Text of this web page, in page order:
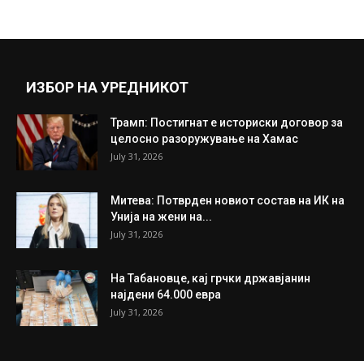
ИЗБОР НА УРЕДНИКОТ
Трамп: Постигнат е историски договор за
целосно разоружување на Хамас
July 31, 2026
Митева: Потврден новиот состав на ИК на
Унија на жени на...
July 31, 2026
На Табановце, кај грчки државјанин
најдени 64.000 евра
July 31, 2026